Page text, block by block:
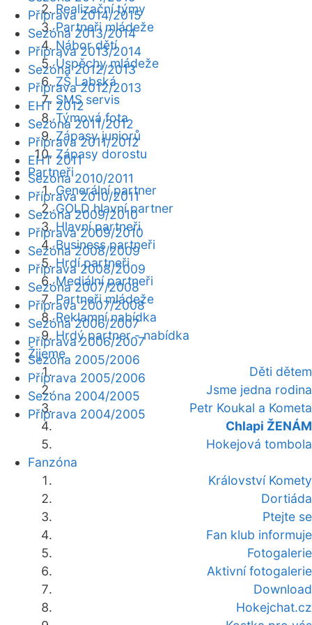
Realizační týmy
Partneři mládeže
Nábor dětí
Úspěchy mládeže
ZŠ Labská
SMS servis
Týmová fota
Zápasy juniorů
Zápasy dorostu
Partneři
Generální partner
GOLD hlavní partner
Hlavní partneři
Business partneři
Hrdí partneři
Mediální partneři
Partneři mládeže
Reklamní nabídka
Hrdý partner - nabídka
Žijeme
Děti dětem
Jsme jedna rodina
Petr Koukal a Kometa
Chlapi ŽENÁM
Hokejová tombola
Fanzóna
Království Komety
Dortiáda
Ptejte se
Fan klub informuje
Fotogalerie
Aktivní fotogalerie
Download
Hokejchat.cz
Příprava 2014/2015
Sezóna 2013/2014
Příprava 2013/2014
Sezóna 2012/2013
Příprava 2012/2013
EHT 2012
Sezóna 2011/2012
Příprava 2011/2012
EHT 2011
Sezóna 2010/2011
Příprava 2010/2011
Sezóna 2009/2010
Příprava 2009/2010
Sezóna 2008/2009
Příprava 2008/2009
Sezóna 2007/2008
Příprava 2007/2008
Sezóna 2006/2007
Příprava 2006/2007
Sezóna 2005/2006
Příprava 2005/2006
Sezóna 2004/2005
Příprava 2004/2005